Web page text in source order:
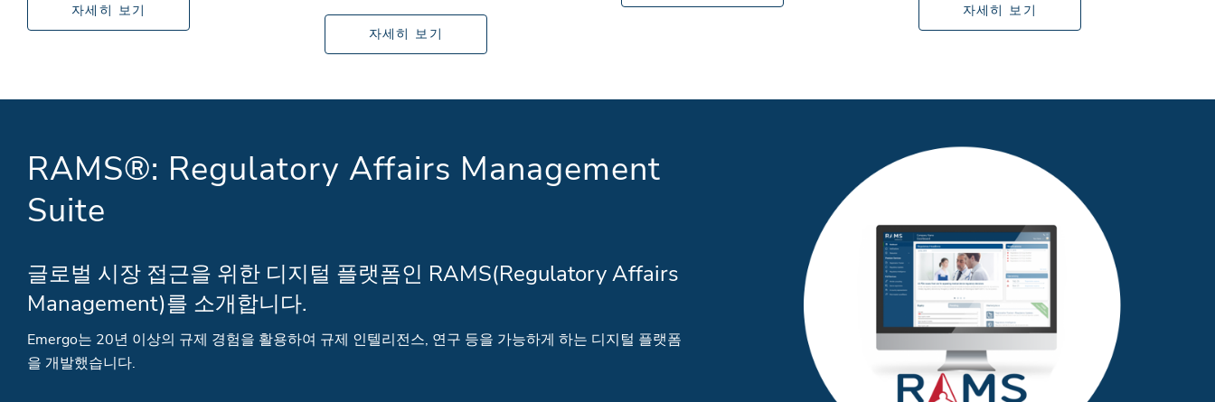
자세히 보기
자세히 보기
자세히 보기
RAMS®: Regulatory Affairs Management
Suite
글로벌 시장 접근을 위한 디지털 플랫폼인 RAMS(Regulatory Affairs
Management)를 소개합니다.
Emergo는 20년 이상의 규제 경험을 활용하여 규제 인텔리전스, 연구 등을 가능하게 하는 디지털 플랫폼
을 개발했습니다.